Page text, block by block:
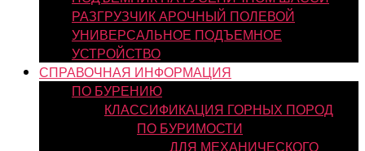
РАЗГРУЗЧИК АРОЧНЫЙ ПОЛЕВОЙ
УНИВЕРСАЛЬНОЕ ПОДЪЕМНОЕ
УСТРОЙСТВО
СПРАВОЧНАЯ ИНФОРМАЦИЯ
ПО БУРЕНИЮ
КЛАССИФИКАЦИЯ ГОРНЫХ ПОРОД
ПО БУРИМОСТИ
ДЛЯ МЕХАНИЧЕСКОГО